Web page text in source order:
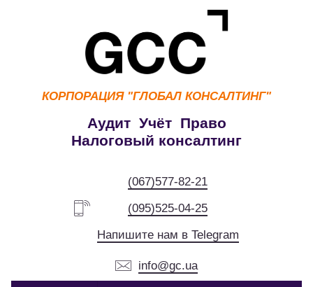
КОРПОРАЦИЯ "ГЛОБАЛ КОНСАЛТИНГ"
Аудит Учёт Право
Налоговый консалтинг
(067)577-82-21
(095)525-04-25
Напишите нам в Telegram
info@gc.ua